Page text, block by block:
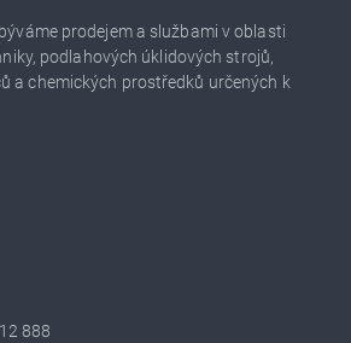
prodejem a službami v oblasti
podlahových úklidových strojů,
a chemických prostředků určených k
888